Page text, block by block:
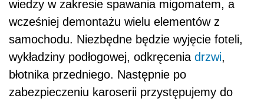
wiedzy w zakresie spawania migomatem, a
wcześniej demontażu wielu elementów z
samochodu. Niezbędne będzie wyjęcie foteli,
wykładziny podłogowej, odkręcenia drzwi,
błotnika przedniego. Następnie po
zabezpieczeniu karoserii przystępujemy do